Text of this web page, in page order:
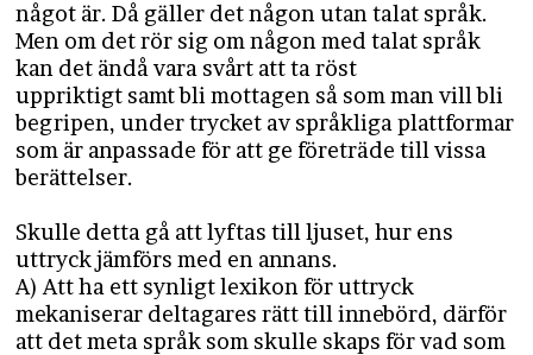
något är. Då gäller det någon utan talat språk.
Men om det rör sig om någon med talat språk
kan det ändå vara svårt att ta röst
uppriktigt samt bli mottagen så som man vill bli
begripen, under trycket av språkliga plattformar
som är anpassade för att ge företräde till vissa
berättelser.
Skulle detta gå att lyftas till ljuset, hur ens
uttryck jämförs med en annans.
A) Att ha ett synligt lexikon för uttryck
mekaniserar deltagares rätt till innebörd, därför
att det meta språk som skulle skaps för vad som